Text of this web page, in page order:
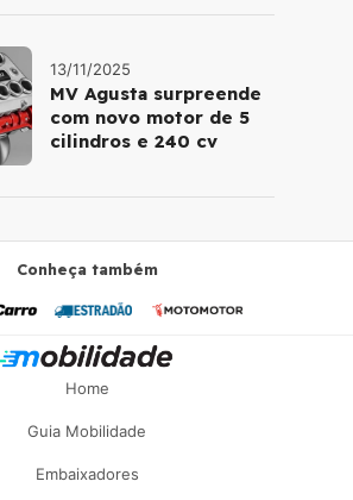
13/11/2025
MV Agusta surpreende
com novo motor de 5
cilindros e 240 cv
Conheça também
Home
Guia Mobilidade
Embaixadores